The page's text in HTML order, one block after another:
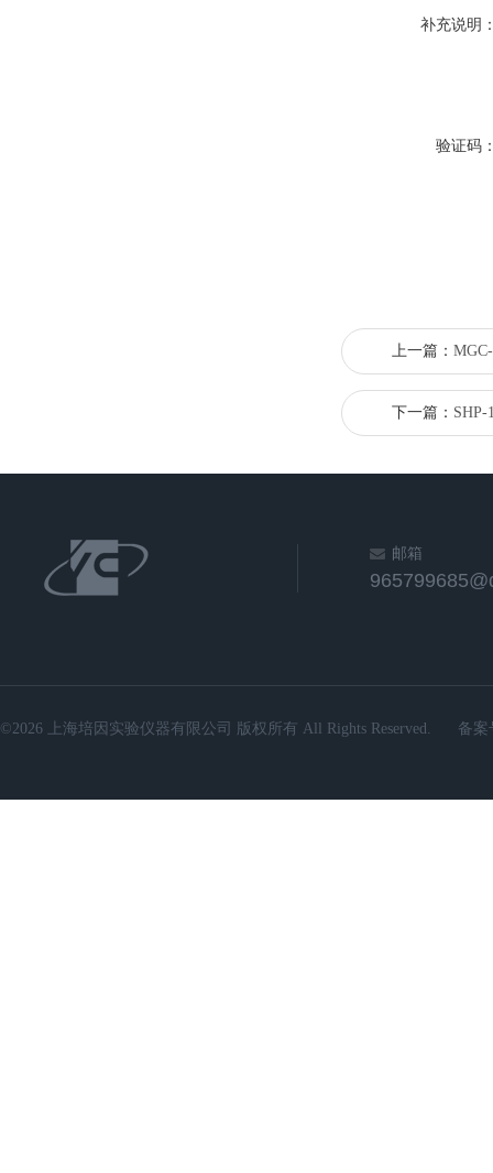
补充说明
验证码
上一篇：
下一篇：
邮箱
©2026 上海培因实验仪器有限公司 版权所有 All Rights Reserved. 备案